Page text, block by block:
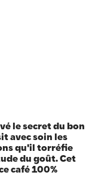
le secret du bon
avec soin les
qu'il torréfie
du goût. Cet
café 100%